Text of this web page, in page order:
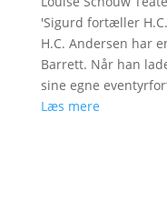
'Sigurd fortæller
H.C. Andersen har
Barrett. Når han
sine egne
Læs mere